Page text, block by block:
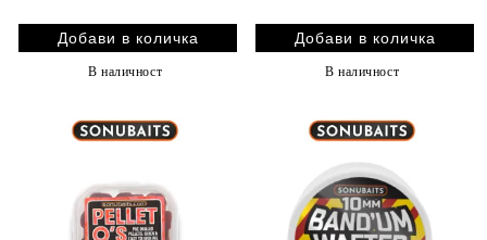
В наличност В наличност